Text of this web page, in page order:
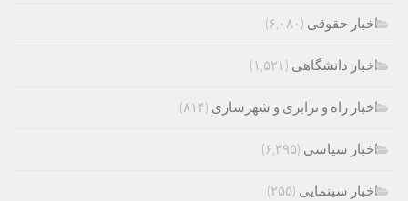
اخبار حقوقی (۶,۰۸۰)
اخبار دانشگاهی (۱,۵۲۱)
اخبار راه و ترابری و شهرسازی (۸۱۴)
اخبار سیاسی (۶,۳۹۵)
اخبار سینمایی (۲۵۵)